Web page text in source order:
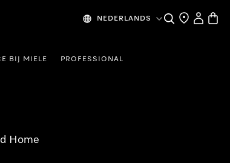
NEDERLANDS Wat zoek je?
Dealer zoeken
Mijn
BIJ MIELE PROFESSIONAL
Home